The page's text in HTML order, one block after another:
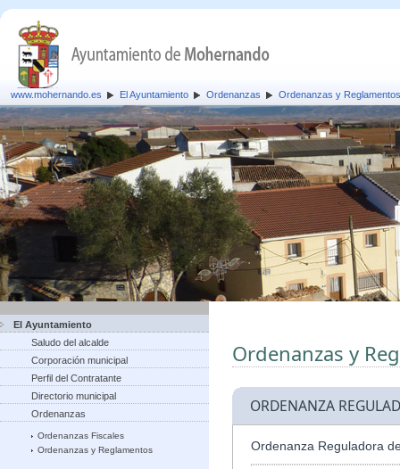
www.mohernando.es El Ayuntamiento Ordenanzas Ordenanzas y Reglamentos
El Ayuntamiento
Saludo del alcalde
Corporación municipal
Perfil del Contratante
Directorio municipal
Ordenanzas
Ordenanzas Fiscales
Ordenanzas y Reglamentos
Ordenanzas y
ORDENANZA
Ordenanza Reguladora